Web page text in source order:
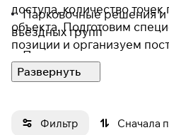
Парковочные решения и
въездных групп
Программные продукты
PERCo-Web (подбор по
доступа, количество
объекта. Подготовим
позиции и организуем
Фильтр Сначала